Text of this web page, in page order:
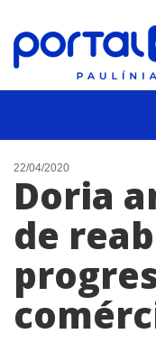
CIDADES
EVENTOS
EMPREGO
ANIVERSÁRIO DAS
ANUNCIE
CONTATO
22/04/2020
Doria
de